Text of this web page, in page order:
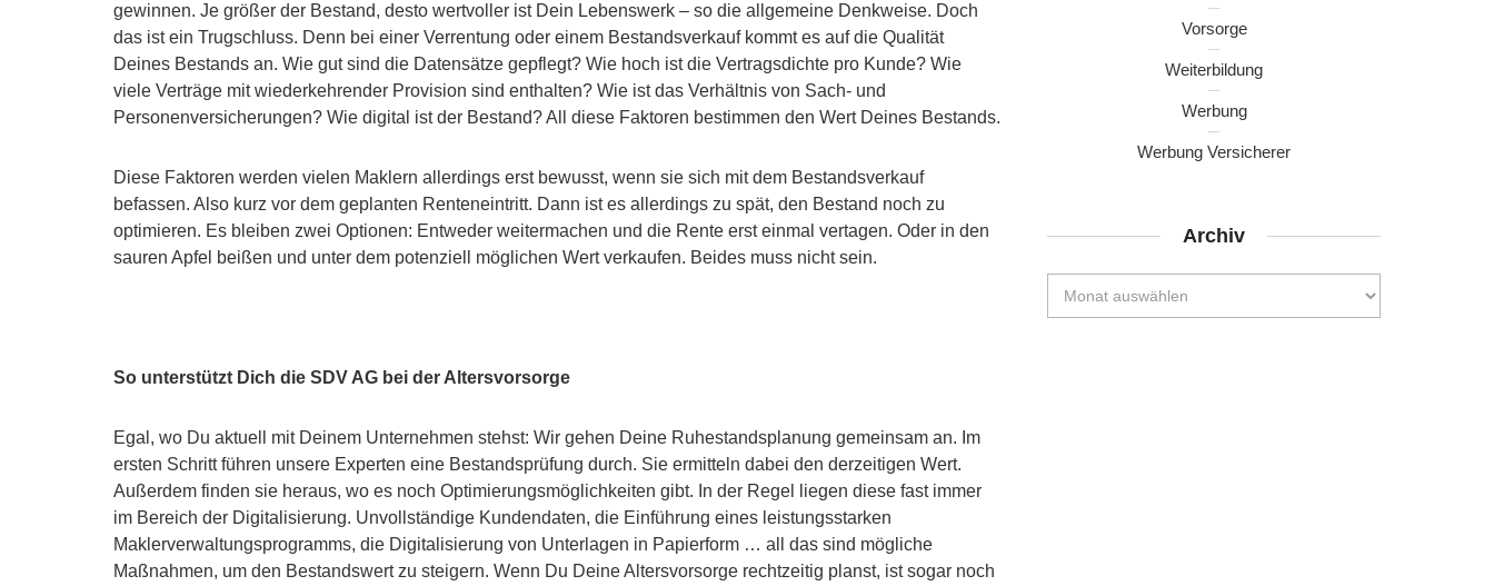
gewinnen. Je größer der Bestand, desto wertvoller ist Dein Lebenswerk – so die allgemeine Denkweise. Doch
das ist ein Trugschluss. Denn bei einer Verrentung oder einem Bestandsverkauf kommt es auf die Qualität
Deines Bestands an. Wie gut sind die Datensätze gepflegt? Wie hoch ist die Vertragsdichte pro Kunde? Wie
viele Verträge mit wiederkehrender Provision sind enthalten? Wie ist das Verhältnis von Sach- und
Personenversicherungen? Wie digital ist der Bestand? All diese Faktoren bestimmen den Wert Deines Bestands.
Diese Faktoren werden vielen Maklern allerdings erst bewusst, wenn sie sich mit dem Bestandsverkauf
befassen. Also kurz vor dem geplanten Renteneintritt. Dann ist es allerdings zu spät, den Bestand noch zu
optimieren. Es bleiben zwei Optionen: Entweder weitermachen und die Rente erst einmal vertagen. Oder in den
sauren Apfel beißen und unter dem potenziell möglichen Wert verkaufen. Beides muss nicht sein.
So unterstützt Dich die SDV AG bei der Altersvorsorge
Egal, wo Du aktuell mit Deinem Unternehmen stehst: Wir gehen Deine Ruhestandsplanung gemeinsam an. Im
ersten Schritt führen unsere Experten eine Bestandsprüfung durch. Sie ermitteln dabei den derzeitigen Wert.
Außerdem finden sie heraus, wo es noch Optimierungsmöglichkeiten gibt. In der Regel liegen diese fast immer
im Bereich der Digitalisierung. Unvollständige Kundendaten, die Einführung eines leistungsstarken
Maklerverwaltungsprogramms, die Digitalisierung von Unterlagen in Papierform … all das sind mögliche
Maßnahmen, um den Bestandswert zu steigern. Wenn Du Deine Altersvorsorge rechtzeitig planst, ist sogar noch
Vorsorge
Weiterbildung
Werbung
Werbung Versicherer
Archiv